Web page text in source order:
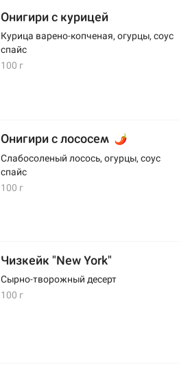
Онигири с курицей
Курица варено-копченая, огурцы, соус
спайс
100 г
Онигири с лососем
Слабосоленый лосось, огурцы, соус
спайс
100 г
Чизкейк "New York"
Сырно-творожный десерт
100 г